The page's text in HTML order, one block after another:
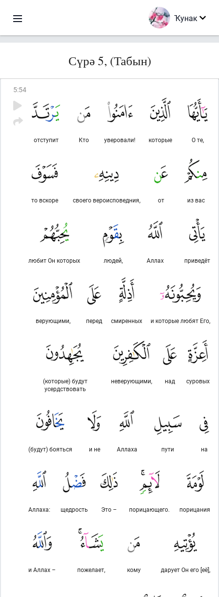
Ҡунак
Сүрә 5, (Табын)
5:54
О те,
которые
уверовали!
Кто
отступит
из вас
от
своего вероисповедния,
то вскоре
приведёт
Аллах
людей,
любит Он которых
и которые любят Его,
смиренных
перед
верующими,
суровых
над
неверующими,
(которые) будут
усердствовать
на
пути
Аллаха
и не
(будут) бояться
порицания
порицающего.
Это –
щедрость
Аллаха:
дарует Он его [её],
кому
пожелает,
и Аллах –